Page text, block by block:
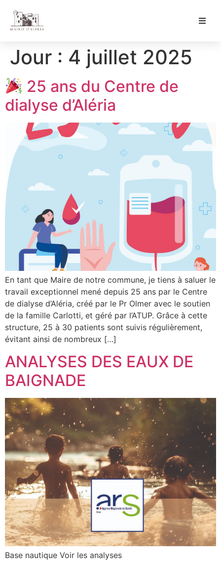
Jour : 4 juillet 2025
25 ans du Centre de
dialyse d’Aléria
En tant que Maire de notre commune, je tiens à saluer le
travail exceptionnel mené depuis 25 ans par le Centre
de dialyse d’Aléria, créé par le Pr Olmer avec le soutien
de la famille Carlotti, et géré par l’ATUP. Grâce à cette
structure, 25 à 30 patients sont suivis régulièrement,
évitant ainsi de nombreux […]
ANALYSES DES EAUX DE
BAIGNADE
Base nautique Voir les analyses